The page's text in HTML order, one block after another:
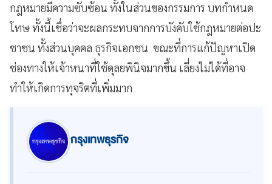
กฎหมายมีความซับซ้อน ทั้งในส่วนของกรรมการ บทกำหนด
โทษ ทั้งนี้เชื่อว่าจะผลกระทบจากการบังคับใช้กฎหมายต่อปะ
ชาชน ทั้งส่วนบุคคล ธุรกิจเอกชน ขณะที่การแก้ปัญหาเปิด
ช่องทางให้เจ้าหนาที่ใช้ดุลยพินิจมากขึ้น เลี่ยงไม่ได้ที่อาจ
ทำให้เกิดการทุจริตที่เพิ่มมาก
กรุงเทพธุรกิจ